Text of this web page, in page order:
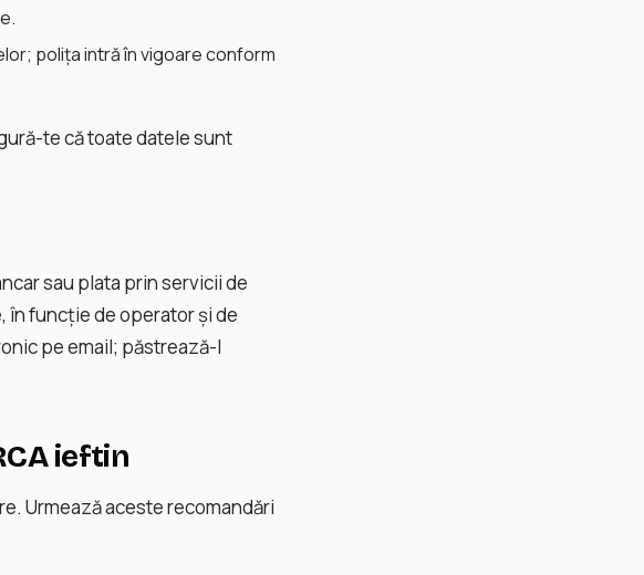
polița intră în vigoare conform
te că toate datele sunt
sau plata prin servicii de
în funcție de operator și de
pe email; păstrează-l
ieftin
Urmează aceste recomandări